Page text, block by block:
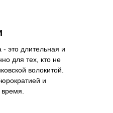
- это длительная и
для тех, кто не
волокитой.
и